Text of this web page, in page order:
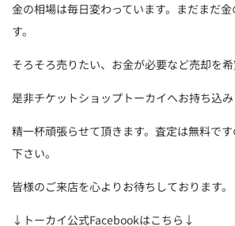
金の相場は毎日変わっています。まだまだ
す。
そろそろ売りたい、お金が必要など売却を
是非チケットショップトーカイへお持ち込み
精一杯頑張らせて頂きます。査定は無料で
下さい。
皆様のご来店を心よりお待ちしております。
↓トーカイ公式Facebookはこちら↓